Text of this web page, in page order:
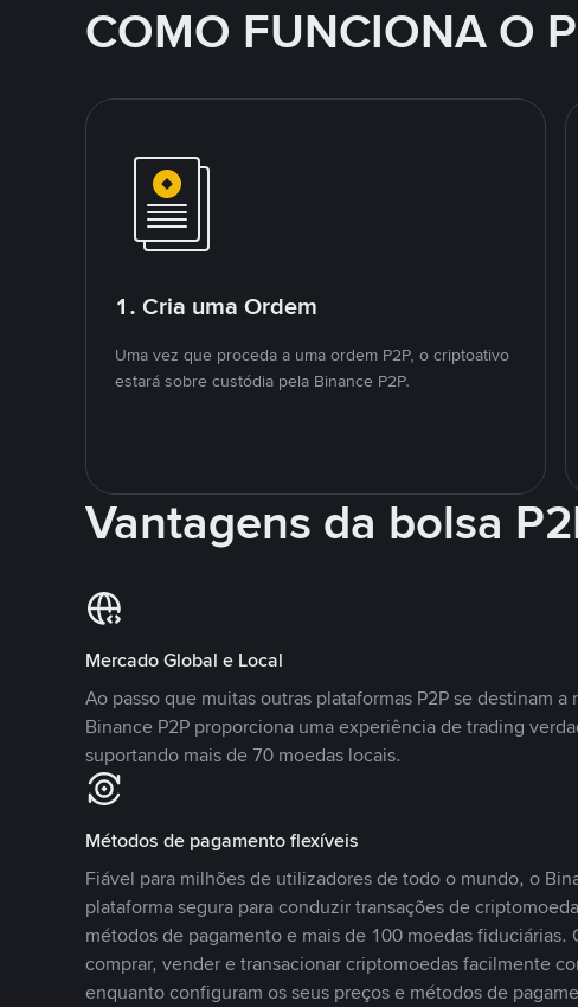
COMO FUNCIONA O
1. Cria uma Ordem
Uma vez que proceda a uma ordem P2P, o criptoativo
estará sobre custódia pela Binance P2P.
Vantagens da bolsa
Mercado Global e Local
Ao passo que muitas outras plataformas P2P se destinam
Binance P2P proporciona uma experiência de trading
suportando mais de 70 moedas locais.
Métodos de pagamento flexíveis
Fiável para milhões de utilizadores de todo o mundo, o
plataforma segura para conduzir transações de
métodos de pagamento e mais de 100 moedas fiduciárias.
comprar, vender e transacionar criptomoedas facilmente
enquanto configuram os seus preços e métodos de